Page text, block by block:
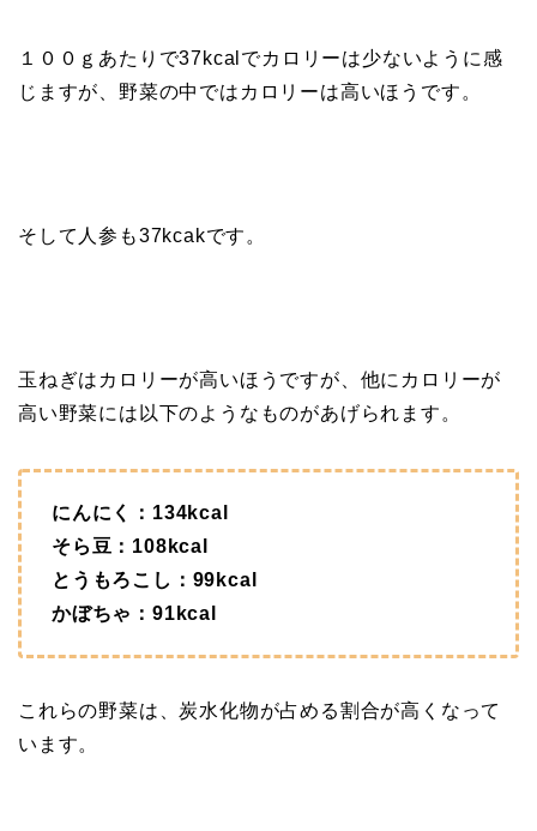
１００ｇあたりで37kcalでカロリーは少ないように感
じますが、野菜の中ではカロリーは高いほうです。
そして人参も37kcakです。
玉ねぎはカロリーが高いほうですが、他にカロリーが
高い野菜には以下のようなものがあげられます。
にんにく：134kcal
そら豆：108kcal
とうもろこし：99kcal
かぼちゃ：91kcal
これらの野菜は、炭水化物が占める割合が高くなって
います。